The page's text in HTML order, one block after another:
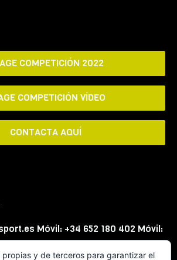
COMPETICIÓN 2022
COMPETICIÓN VÍDEO
CONTACTA AQUÍ
Móvil: +34 652 180 402 Móvil:
propias y de terceros para garantizar el